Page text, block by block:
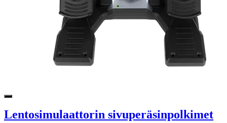
Lentosimulaattorin sivuperäsinpolkimet